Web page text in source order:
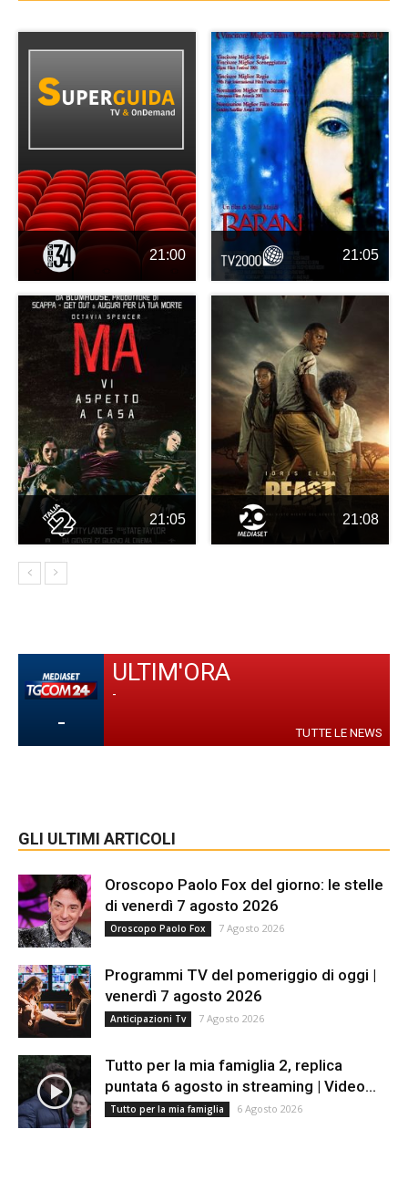
21:00 21:05
21:05 21:08
-
ULTIM'ORA
-
TUTTE LE NEWS
GLI ULTIMI ARTICOLI
Oroscopo Paolo Fox del giorno: le stelle
di venerdì 7 agosto 2026
Oroscopo Paolo Fox 7 Agosto 2026
Programmi TV del pomeriggio di oggi |
venerdì 7 agosto 2026
Anticipazioni Tv 7 Agosto 2026
Tutto per la mia famiglia 2, replica
puntata 6 agosto in streaming | Video...
Tutto per la mia famiglia 6 Agosto 2026